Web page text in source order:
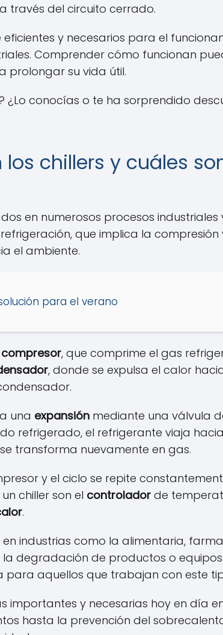
través del circuito cerrado.
y necesarios para el
Comprender cómo funcionan
prolongar su vida útil.
conocías o te ha sorprendido
chillers y cuáles
en numerosos procesos
que implica la
el ambiente.
para el verano
compresor, que comprime el gas
, donde se expulsa el calor
una expansión mediante una válvula
refrigerado, el refrigerante viaja
transforma nuevamente en gas.
y el ciclo se repite
chiller son el controlador de
.
en industrias como la alimentaria,
degradación de productos o
aquellos que trabajan con este
importantes y necesarias hoy en día
hasta la prevención del